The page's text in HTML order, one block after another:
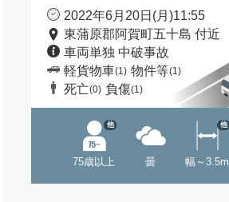
2022年6月20日(月)11:55
東蒲原郡阿賀町五十島 付近
車両単独 中破事故
軽貨物車(1) 物件等(1)
死亡(0) 負傷(1)
75歳以上
他
曇 幅～3.5m
他